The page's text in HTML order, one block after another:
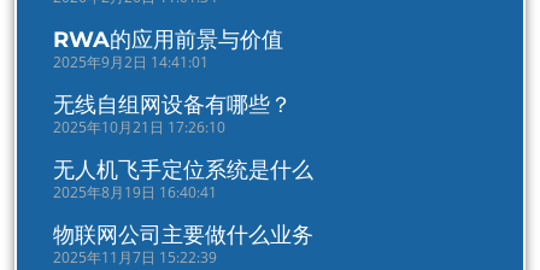
RWA的应用前景与价值
2025年9月2日 14:41:01
无线自组网设备有哪些？
2025年10月21日 17:26:10
无人机飞手定位系统是什么
2025年8月19日 16:40:41
物联网公司主要做什么业务
2025年11月7日 15:22:39